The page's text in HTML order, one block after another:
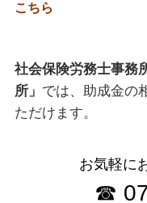
こちら
社会保険労務士事務
所」 では、助成金の
ただけます。
お気軽に
☎